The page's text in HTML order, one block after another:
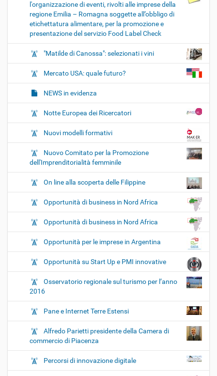
l'organizzazione di eventi, rivolti alle imprese della
regione Emilia – Romagna soggette all’obbligo di
etichettatura alimentare, per la promozione e
presentazione del servizio Food Label Check
"Matilde di Canossa": selezionati i vini
Mercato USA: quale futuro?
NEWS in evidenza
Notte Europea dei Ricercatori
Nuovi modelli formativi
Nuovo Comitato per la Promozione
dell'Imprenditorialità femminile
On line alla scoperta delle Filippine
Opportunità di business in Nord Africa
Opportunità di business in Nord Africa
Opportunità per le imprese in Argentina
Opportunità su Start Up e PMI innovative
Osservatorio regionale sul turismo per l’anno
2016
Pane e Internet Terre Estensi
Alfredo Parietti presidente della Camera di
commercio di Piacenza
Percorsi di innovazione digitale